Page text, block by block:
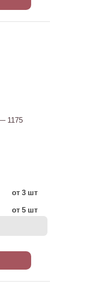
1175
от 3 шт
от 5 шт